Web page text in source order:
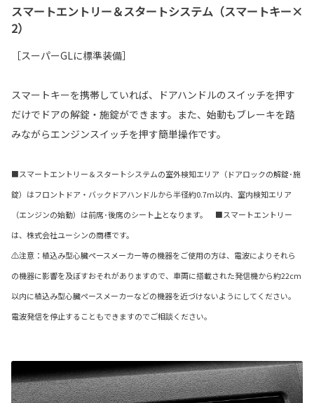
スマートエントリー＆スタートシステム（スマートキー×
2）
［スーパーGLに標準装備］
スマートキーを携帯していれば、ドアハンドルのスイッチを押す
だけでドアの解錠・施錠ができます。また、始動もブレーキを踏
みながらエンジンスイッチを押す簡単操作です。
■スマートエントリー＆スタートシステムの室外検知エリア（ドアロックの解錠･施
錠）はフロントドア・バックドアハンドルから半径約0.7m以内、室内検知エリア
（エンジンの始動）は前席･後席のシート上となります。 ■スマートエントリー
は、株式会社ユーシンの商標です。
⚠注意：植込み型心臓ペースメーカー等の機器をご使用の方は、電波によりそれら
の機器に影響を及ぼすおそれがありますので、車両に搭載された発信機から約22cm
以内に植込み型心臓ペースメーカーなどの機器を近づけないようにしてください。
電波発信を停止することもできますのでご相談ください。